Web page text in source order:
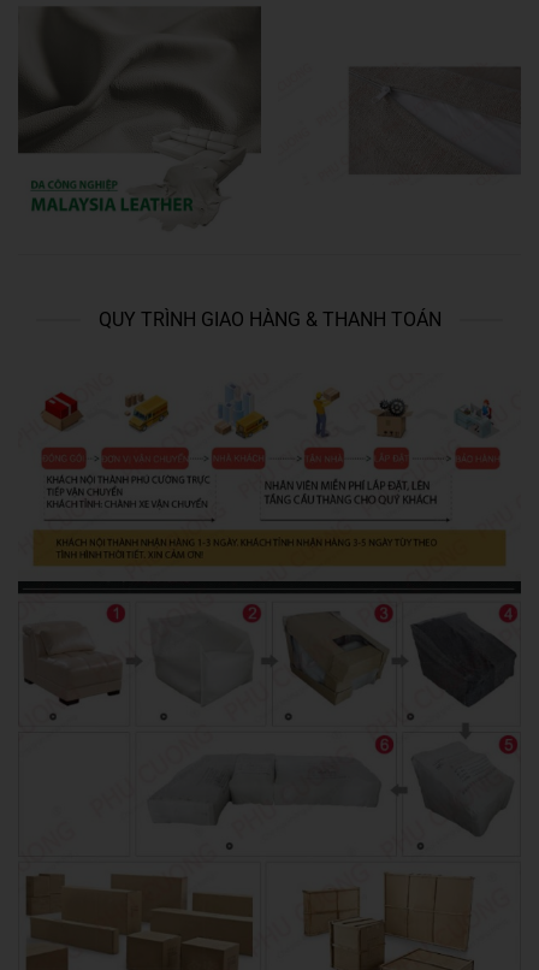
QUY TRÌNH GIAO HÀNG & THANH TOÁN